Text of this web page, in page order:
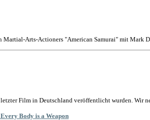
Arts-Actioners "American Samurai" mit Mark
Film in Deutschland veröffentlicht wurden. Wir
Every Body is a Weapon